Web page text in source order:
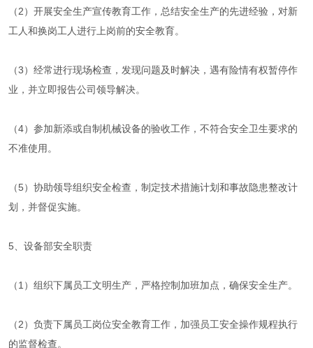
（2）开展安全生产宣传教育工作，总结安全生产的先进经验，对新
工人和换岗工人进行上岗前的安全教育。
（3）经常进行现场检查，发现问题及时解决，遇有险情有权暂停作
业，并立即报告公司领导解决。
（4）参加新添或自制机械设备的验收工作，不符合安全卫生要求的
不准使用。
（5）协助领导组织安全检查，制定技术措施计划和事故隐患整改计
划，并督促实施。
5、设备部安全职责
（1）组织下属员工文明生产，严格控制加班加点，确保安全生产。
（2）负责下属员工岗位安全教育工作，加强员工安全操作规程执行
的监督检查。